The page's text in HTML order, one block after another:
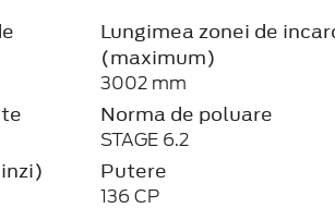
Lungimea zonei de
(maximum)
3002 mm
Norma de poluare
STAGE 6.2
Putere
136 CP